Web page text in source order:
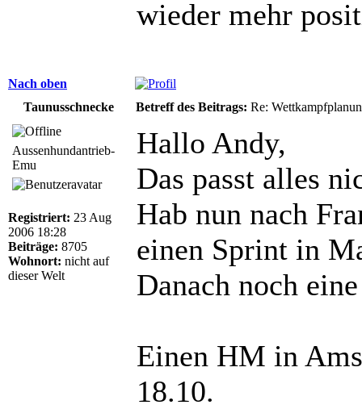
wieder mehr
Nach oben
Taunusschnecke
Betreff des Beitrags: Re:
Aussenhundantrieb-
Emu
Registriert: 23 Aug
2006 18:28
Beiträge: 8705
Wohnort: nicht auf
dieser Welt
Hallo Andy,
Das passt alles
Hab nun nach
einen Sprint in
Danach noch
Einen HM in
18.10.